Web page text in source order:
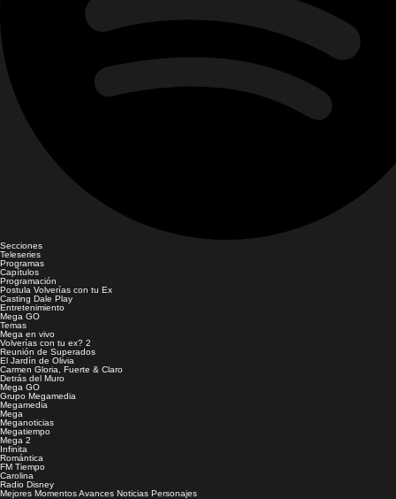
Secciones
Teleseries
Programas
Capítulos
Programación
Postula Volverías con tu Ex
Casting Dale Play
Entretenimiento
Mega GO
Temas
Mega en vivo
Volverías con tu ex? 2
Reunión de Superados
El Jardín de Olivia
Carmen Gloria, Fuerte & Claro
Detrás del Muro
Mega GO
Grupo Megamedia
Megamedia
Mega
Meganoticias
Megatiempo
Mega 2
Infinita
Romántica
FM Tiempo
Carolina
Radio Disney
Mejores MomentosAvances Noticias Personajes